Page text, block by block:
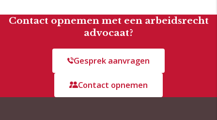
Contact opnemen met een arbeidsrecht
advocaat?
Gesprek aanvragen
Contact opnemen